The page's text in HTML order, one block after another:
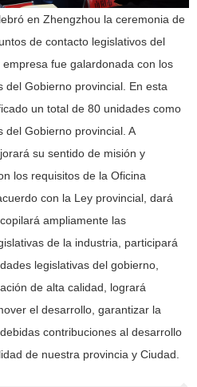
en Zhengzhou la ceremonia de
de contacto legislativos del
fue galardonada con los
del Gobierno provincial. En esta
un total de 80 unidades como
del Gobierno provincial. A
su sentido de misión y
los requisitos de la Oficina
con la Ley provincial, dará
ampliamente las
de la industria, participará
legislativas del gobierno,
de alta calidad, logrará
el desarrollo, garantizar la
contribuciones al desarrollo
de nuestra provincia y Ciudad.